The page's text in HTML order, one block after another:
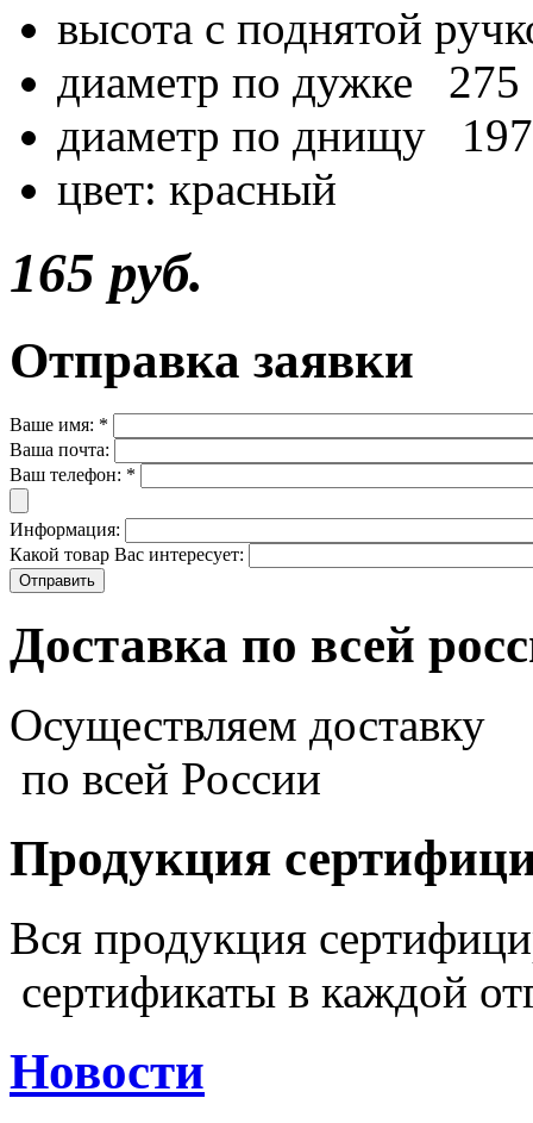
высота с поднятой
диаметр по дужке 275
диаметр по днищу 197
цвет: красный
165 руб.
Отправка заявки
Ваше имя: *
Ваша почта:
Ваш телефон: *
Информация:
Какой товар Вас интересует:
Доставка по всей
Осуществляем доставку
по всей России
Продукция
Вся продукция
сертификаты в каждой
Новости